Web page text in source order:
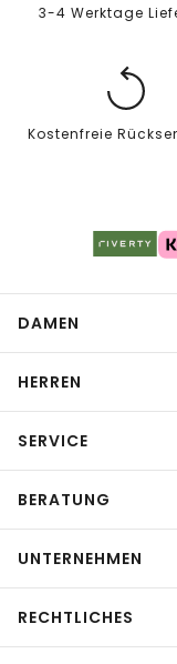
3-4 Werktage
Kostenfreie
DAMEN
HERREN
SERVICE
BERATUNG
UNTERNEHMEN
RECHTLICHES